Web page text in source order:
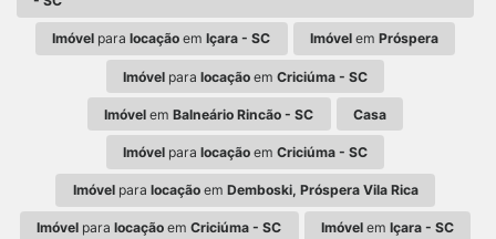
Imóvel paralocação emIçara - SC Imóvelem Próspera
Imóvel para locação em Criciúma - SC
Imóvel emBalneário Rincão - SC Casa
Imóvel para locação em Criciúma - SC
Imóvelpara locaçãoem Demboski, Próspera Vila Rica
Imóvel paralocação emCriciúma - SC Imóvelem Içara - SC